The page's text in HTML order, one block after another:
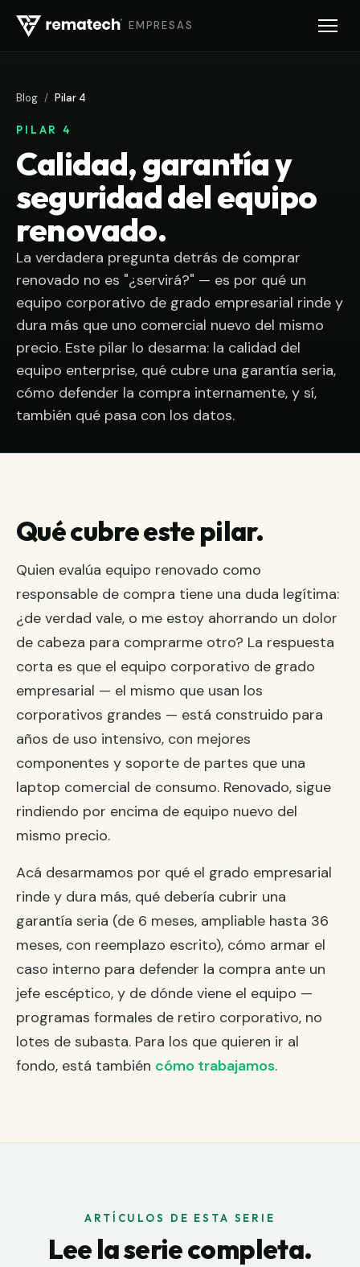
EMPRESAS
Blog / Pilar 4
PILAR 4
Calidad, garantía y
seguridad del equipo
renovado.
La verdadera pregunta detrás de comprar
renovado no es "¿servirá?" — es por qué un
equipo corporativo de grado empresarial rinde y
dura más que uno comercial nuevo del mismo
precio. Este pilar lo desarma: la calidad del
equipo enterprise, qué cubre una garantía seria,
cómo defender la compra internamente, y sí,
también qué pasa con los datos.
Qué cubre este pilar.
Quien evalúa equipo renovado como
responsable de compra tiene una duda legítima:
¿de verdad vale, o me estoy ahorrando un dolor
de cabeza para comprarme otro? La respuesta
corta es que el equipo corporativo de grado
empresarial — el mismo que usan los
corporativos grandes — está construido para
años de uso intensivo, con mejores
componentes y soporte de partes que una
laptop comercial de consumo. Renovado, sigue
rindiendo por encima de equipo nuevo del
mismo precio.
Acá desarmamos por qué el grado empresarial
rinde y dura más, qué debería cubrir una
garantía seria (de 6 meses, ampliable hasta 36
meses, con reemplazo escrito), cómo armar el
caso interno para defender la compra ante un
jefe escéptico, y de dónde viene el equipo —
programas formales de retiro corporativo, no
lotes de subasta. Para los que quieren ir al
fondo, está también cómo trabajamos.
ARTÍCULOS DE ESTA SERIE
Lee la serie completa.